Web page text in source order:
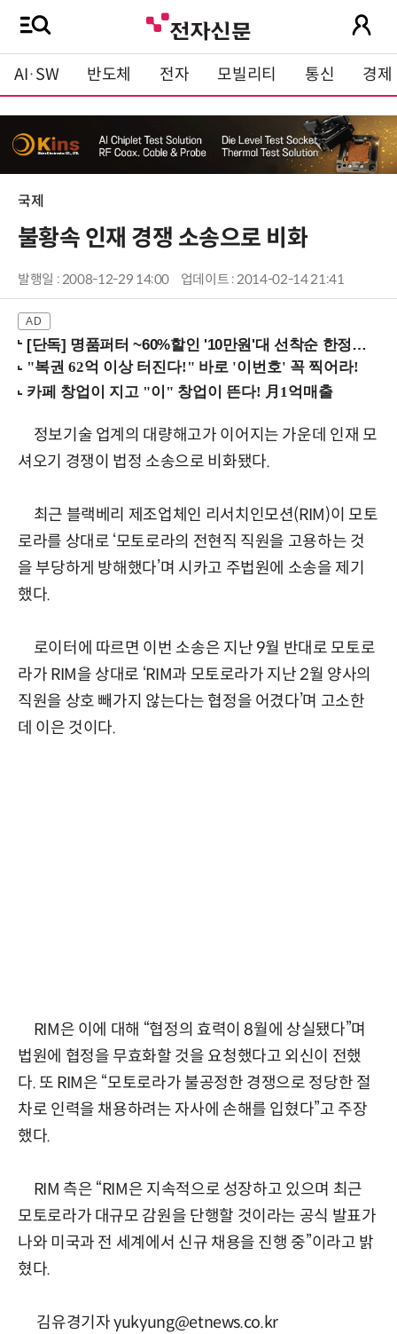
AI·SW 반도체 전자 모빌리티 통신 경제
국제
불황속 인재 경쟁 소송으로 비화
발행일 : 2008-12-29 14:00 업데이트 : 2014-02-14 21:41
[단독] 명품퍼터 ~60%할인 '10만원'대 선착순 한정판매!
정보기술 업계의 대량해고가 이어지는 가운데 인재 모
셔오기 경쟁이 법정 소송으로 비화됐다.
최근 블랙베리 제조업체인 리서치인모션(RIM)이 모토
로라를 상대로 ‘모토로라의 전현직 직원을 고용하는 것
을 부당하게 방해했다’며 시카고 주법원에 소송을 제기
했다.
로이터에 따르면 이번 소송은 지난 9월 반대로 모토로
라가 RIM을 상대로 ‘RIM과 모토로라가 지난 2월 양사의
직원을 상호 빼가지 않는다는 협정을 어겼다’며 고소한
데 이은 것이다.
RIM은 이에 대해 “협정의 효력이 8월에 상실됐다”며
법원에 협정을 무효화할 것을 요청했다고 외신이 전했
다. 또 RIM은 “모토로라가 불공정한 경쟁으로 정당한 절
차로 인력을 채용하려는 자사에 손해를 입혔다”고 주장
했다.
RIM 측은 “RIM은 지속적으로 성장하고 있으며 최근
모토로라가 대규모 감원을 단행할 것이라는 공식 발표가
나와 미국과 전 세계에서 신규 채용을 진행 중”이라고 밝
혔다.
김유경기자 yukyung@etnews.co.kr